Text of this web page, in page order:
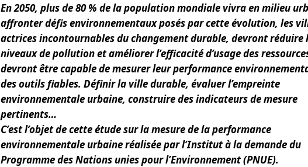
En 2050, plus de 80 % de la population mondiale vivra en milieu
affronter défis environnementaux posés par cette évolution, les
actrices incontournables du changement durable, devront réduire
niveaux de pollution et améliorer l’efficacité d’usage des
devront être capable de mesurer leur performance
des outils fiables. Définir la ville durable, évaluer l’empreinte
environnementale urbaine, construire des indicateurs de mesure
pertinents…
C’est l’objet de cette étude sur la mesure de la performance
environnementale urbaine réalisée par l’Institut à la demande du
Programme des Nations unies pour l’Environnement (PNUE).